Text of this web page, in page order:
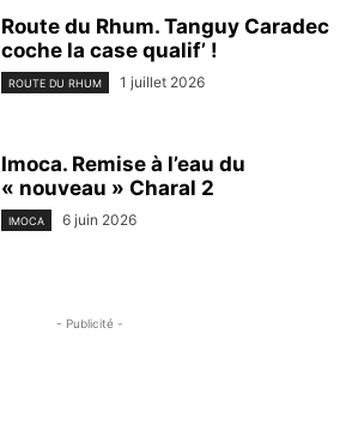
Route du Rhum. Tanguy Caradec
coche la case qualif’ !
ROUTE DU RHUM 1 juillet 2026
Imoca. Remise à l’eau du
« nouveau » Charal 2
IMOCA 6 juin 2026
- Publicité -